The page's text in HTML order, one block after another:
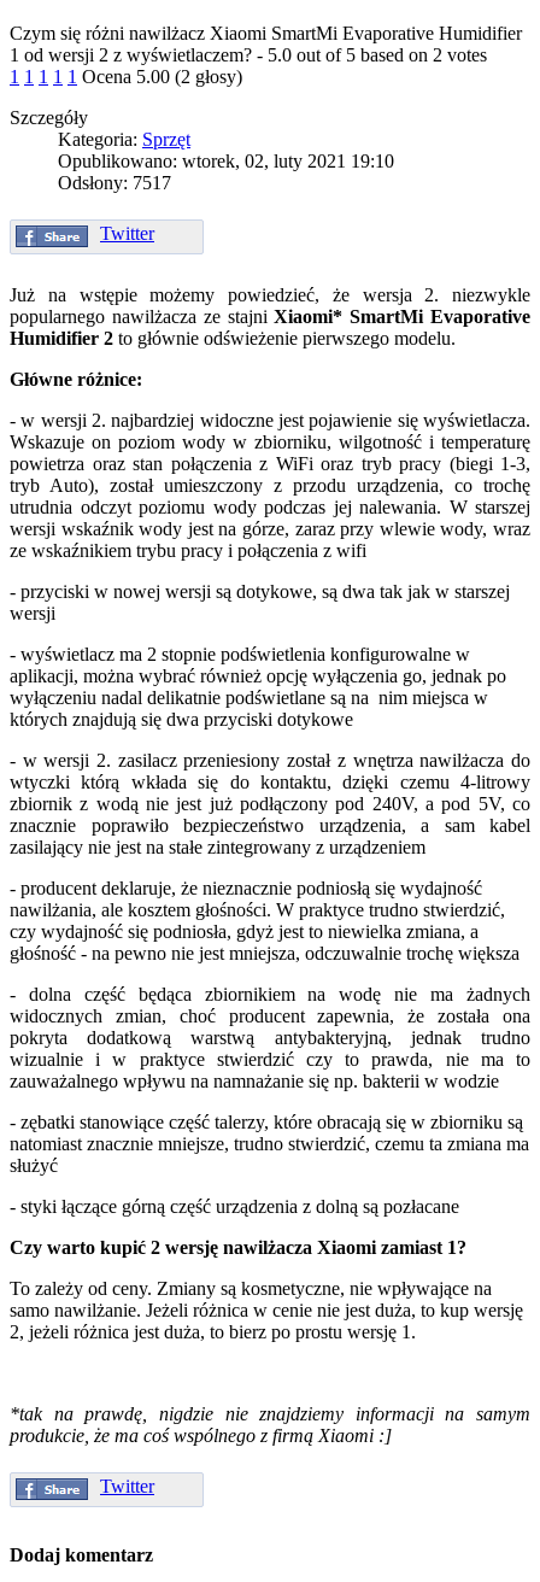
Czym się różni nawilżacz Xiaomi SmartMi Evaporative Humidifier
1 od wersji 2 z wyświetlaczem? - 5.0 out of 5 based on 2 votes
1 1 1 1 1 Ocena 5.00 (2 głosy)
Szczegóły
Kategoria: Sprzęt
Opublikowano: wtorek, 02, luty 2021 19:10
Odsłony: 7517
Twitter
Już na wstępie możemy powiedzieć, że wersja 2. niezwykle
popularnego nawilżacza ze stajniXiaomi* SmartMi Evaporative
Humidifier 2 to głównie odświeżenie pierwszego modelu.
Główne różnice:
- w wersji 2. najbardziej widoczne jest pojawienie się wyświetlacza.
Wskazuje on poziom wody w zbiorniku, wilgotność i temperaturę
powietrza oraz stan połączenia z WiFi oraz tryb pracy (biegi 1-3,
tryb Auto), został umieszczony z przodu urządzenia, co trochę
utrudnia odczyt poziomu wody podczas jej nalewania. W starszej
wersji wskaźnik wody jest na górze, zaraz przy wlewie wody, wraz
ze wskaźnikiem trybu pracy i połączenia z wifi
- przyciski w nowej wersji są dotykowe, są dwa tak jak w starszej
wersji
- wyświetlacz ma 2 stopnie podświetlenia konfigurowalne w
aplikacji, można wybrać również opcję wyłączenia go, jednak po
wyłączeniu nadal delikatnie podświetlane są na nim miejsca w
których znajdują się dwa przyciski dotykowe
- w wersji 2. zasilacz przeniesiony został z wnętrza nawilżacza do
wtyczki którą wkłada się do kontaktu, dzięki czemu 4-litrowy
zbiornik z wodą nie jest już podłączony pod 240V, a pod 5V, co
znacznie poprawiło bezpieczeństwo urządzenia, a sam kabel
zasilający nie jest na stałe zintegrowany z urządzeniem
- producent deklaruje, że nieznacznie podniosłą się wydajność
nawilżania, ale kosztem głośności. W praktyce trudno stwierdzić,
czy wydajność się podniosła, gdyż jest to niewielka zmiana, a
głośność - na pewno nie jest mniejsza, odczuwalnie trochę większa
- dolna część będąca zbiornikiem na wodę nie ma żadnych
widocznych zmian, choć producent zapewnia, że została ona
pokryta dodatkową warstwą antybakteryjną, jednak trudno
wizualnie i w praktyce stwierdzić czy to prawda, nie ma to
zauważalnego wpływu na namnażanie się np. bakterii w wodzie
- zębatki stanowiące część talerzy, które obracają się w zbiorniku są
natomiast znacznie mniejsze, trudno stwierdzić, czemu ta zmiana ma
służyć
- styki łączące górną część urządzenia z dolną są pozłacane
Czy warto kupić 2 wersję nawilżacza Xiaomi zamiast 1?
To zależy od ceny. Zmiany są kosmetyczne, nie wpływające na
samo nawilżanie. Jeżeli różnica w cenie nie jest duża, to kup wersję
2, jeżeli różnica jest duża, to bierz po prostu wersję 1.
*tak na prawdę, nigdzie nie znajdziemy informacji na samym
produkcie, że ma coś wspólnego z firmą Xiaomi :]
Twitter
Dodaj komentarz